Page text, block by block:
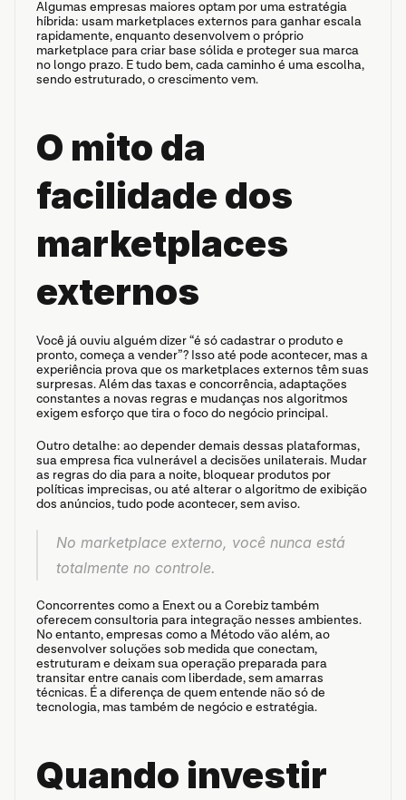
Algumas empresas maiores optam por uma estratégia
híbrida: usam marketplaces externos para ganhar escala
rapidamente, enquanto desenvolvem o próprio
marketplace para criar base sólida e proteger sua marca
no longo prazo. E tudo bem, cada caminho é uma escolha,
sendo estruturado, o crescimento vem.
O mito da
facilidade dos
marketplaces
externos
Você já ouviu alguém dizer “é só cadastrar o produto e
pronto, começa a vender”? Isso até pode acontecer, mas a
experiência prova que os marketplaces externos têm suas
surpresas. Além das taxas e concorrência, adaptações
constantes a novas regras e mudanças nos algoritmos
exigem esforço que tira o foco do negócio principal.
Outro detalhe: ao depender demais dessas plataformas,
sua empresa fica vulnerável a decisões unilaterais. Mudar
as regras do dia para a noite, bloquear produtos por
políticas imprecisas, ou até alterar o algoritmo de exibição
dos anúncios, tudo pode acontecer, sem aviso.
No marketplace externo, você nunca está
totalmente no controle.
Concorrentes como a Enext ou a Corebiz também
oferecem consultoria para integração nesses ambientes.
No entanto, empresas como a Método vão além, ao
desenvolver soluções sob medida que conectam,
estruturam e deixam sua operação preparada para
transitar entre canais com liberdade, sem amarras
técnicas. É a diferença de quem entende não só de
tecnologia, mas também de negócio e estratégia.
Quando investir